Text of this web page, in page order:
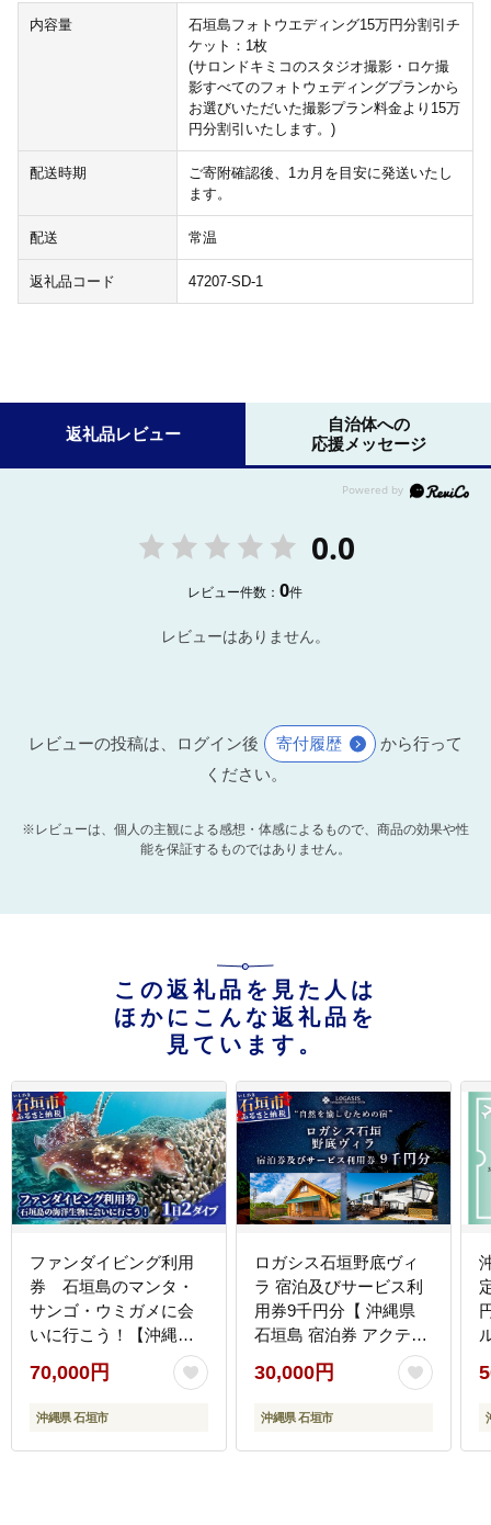
内容量
石垣島フォトウエディング15万円分割引チ
ケット：1枚
(サロンドキミコのスタジオ撮影・ロケ撮
影すべてのフォトウェディングプランから
お選びいただいた撮影プラン料金より15万
円分割引いたします。)
配送時期
ご寄附確認後、1カ月を目安に発送いたし
ます。
配送 常温
返礼品コード 47207-SD-1
返礼品レビュー
自治体への
応援メッセージ
0.0
レビュー件数：0件
レビューはありません。
レビューの投稿は、ログイン後 寄付履歴
から行って
ください。
※レビューは、個人の主観による感想・体感によるもので、商品の効果や性
能を保証するものではありません。
この返礼品を見た人は
ほかにこんな返礼品を
見ています。
ファンダイビング利用
券 石垣島のマンタ・
サンゴ・ウミガメに会
いに行こう！【沖縄県
石垣市 ダイビング 利用
券 海 ダイバー マンタ
珊瑚 ウミガメ 旅行】
70,000円
沖縄県 石垣市
ロガシス石垣野底ヴィ
ラ 宿泊及びサービス利
用券9千円分【 沖縄県
石垣島 宿泊券 アクティ
ビティ 四輪バギー カヤ
ック BBQ 国内旅行 リ
ゾート ホテル 旅 旅行
30,000円
沖縄県 石垣市